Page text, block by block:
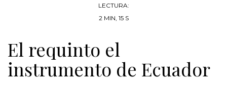
LECTURA:
2 MIN, 15 S
El requinto el
instrumento de Ecuador